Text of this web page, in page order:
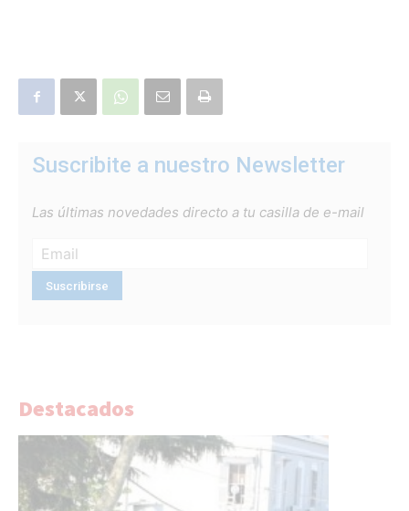
Suscribite a nuestro Newsletter
Las últimas novedades directo a tu casilla de e-mail
Destacados